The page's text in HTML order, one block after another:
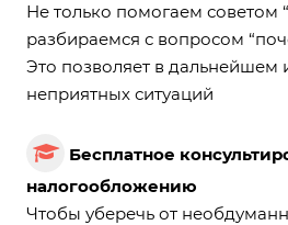
Не только помогаем советом
разбираемся с вопросом
Это позволяет в дальнейшем
неприятных ситуаций
Бесплатное
налогообложению
Чтобы уберечь от